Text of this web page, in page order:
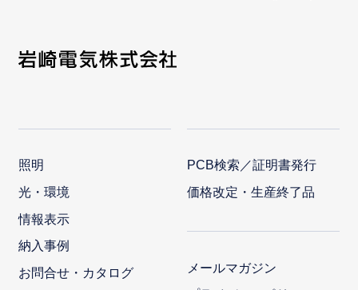
照明
光・環境
情報表示
納入事例
お問合せ・カタログ
PCB検索／証明書発行
価格改定・生産終了品
メールマガジン